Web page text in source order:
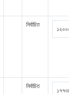
নির্বাচিত
নির্বাচিত